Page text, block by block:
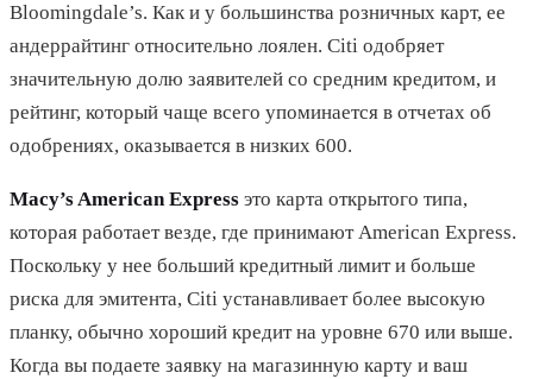
Bloomingdale’s. Как и у большинства розничных карт, ее
андеррайтинг относительно лоялен. Citi одобряет
значительную долю заявителей со средним кредитом, и
рейтинг, который чаще всего упоминается в отчетах об
одобрениях, оказывается в низких 600.
Macy’s American Express это карта открытого типа,
которая работает везде, где принимают American Express.
Поскольку у нее больший кредитный лимит и больше
риска для эмитента, Citi устанавливает более высокую
планку, обычно хороший кредит на уровне 670 или выше.
Когда вы подаете заявку на магазинную карту и ваш